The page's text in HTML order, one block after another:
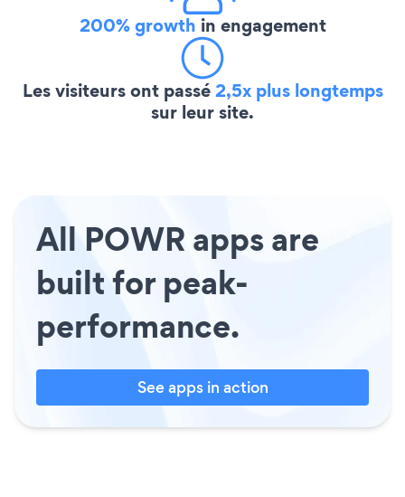
200% growth in engagement
Les visiteurs ont passé2,5x plus longtemps
sur leur site.
All POWR apps are
built for peak-
performance.
See apps in action